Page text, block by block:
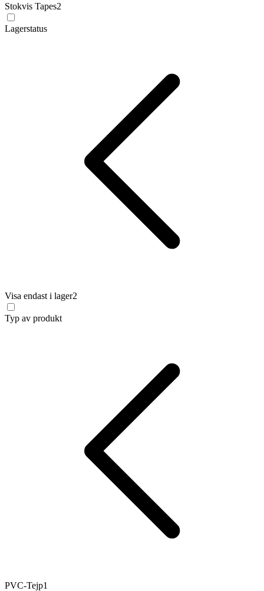
Stokvis Tapes2
Lagerstatus
Visa endast i lager2
Typ av produkt
PVC-Tejp1